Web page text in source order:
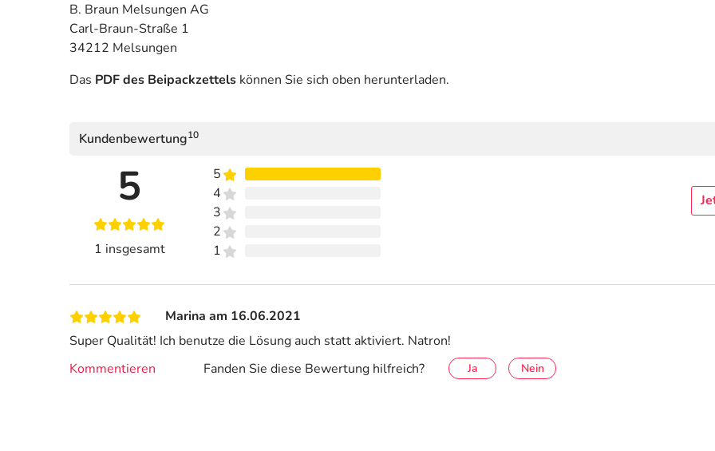
B. Braun Melsungen AG
Carl-Braun-Straße 1
34212 Melsungen
Das PDF des Beipackzettels können Sie sich oben herunterladen.
Kundenbewertung10
5
1 insgesamt
5
4
3
2
1
Marina am 16.06.2021
Super Qualität! Ich benutze die Lösung auch statt aktiviert. Natron!
Kommentieren
Fanden Sie diese Bewertung hilfreich? Ja Nein